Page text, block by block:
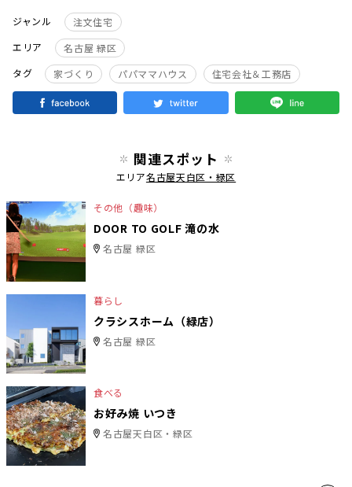
ジャンル
注文住宅
エリア
名古屋 緑区
タグ
家づくり パパママハウス 住宅会社＆工務店
関連スポット
エリア名古屋天白区・緑区
その他（趣味）
DOOR TO GOLF 滝の水
名古屋 緑区
暮らし
クラシスホーム（緑店）
名古屋 緑区
食べる
お好み焼 いつき
名古屋天白区・緑区